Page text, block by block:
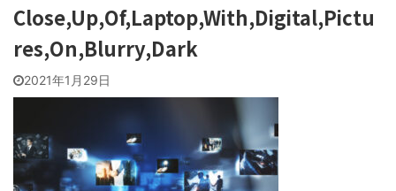
Close,Up,Of,Laptop,With,Digital,Pictu
res,On,Blurry,Dark
2021年1月29日